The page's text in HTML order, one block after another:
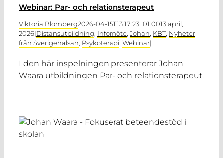
Webinar: Par- och relationsterapeut
Viktoria Blomberg2026-04-15T13:17:23+01:0013 april,
2026|Distansutbildning, Infomöte, Johan, KBT, Nyheter
från Sverigehälsan, Psykoterapi, Webinar|
I den här inspelningen presenterar Johan
Waara utbildningen Par- och relationsterapeut.